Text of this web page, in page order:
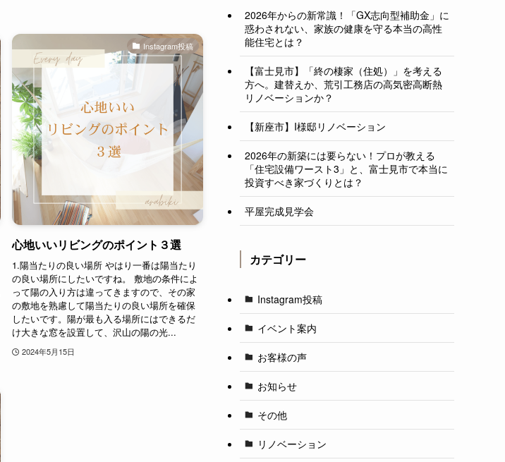
Instagram投稿
心地いいリビングのポイント３選
1.陽当たりの良い場所 やはり一番は陽当たり
の良い場所にしたいですね。 敷地の条件によ
って陽の入り方は違ってきますので、その家
の敷地を熟慮して陽当たりの良い場所を確保
したいです。陽が最も入る場所にはできるだ
け大きな窓を設置して、沢山の陽の光...
2024年5月15日
2026年からの新常識！「GX志向型補助金」に
惑わされない、家族の健康を守る本当の高性
能住宅とは？
【富士見市】「終の棲家（住処）」を考える
方へ。建替えか、荒引工務店の高気密高断熱
リノベーションか？
【新座市】I様邸リノベーション
2026年の新築には要らない！プロが教える
「住宅設備ワースト3」と、富士見市で本当に
投資すべき家づくりとは？
平屋完成見学会
カテゴリー
Instagram投稿
イベント案内
お客様の声
お知らせ
その他
リノベーション